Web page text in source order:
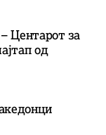
Центарот за
од